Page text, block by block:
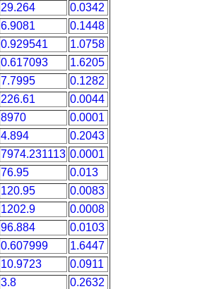
29.264
0.0342
6.9081
0.1448
0.929541
1.0758
0.617093
1.6205
7.7995
0.1282
226.61
0.0044
8970
0.0001
4.894
0.2043
7974.231113 0.0001
76.95
0.013
120.95
0.0083
1202.9
0.0008
96.884
0.0103
0.607999
1.6447
10.9723
0.0911
3.8
0.2632